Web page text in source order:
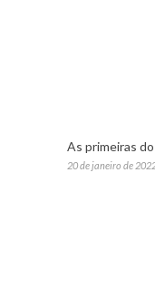
As primeiras
20 de janeiro de